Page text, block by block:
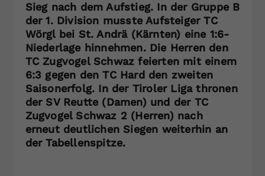
Sieg nach dem Aufstieg. In der Gruppe B
der 1. Division musste Aufsteiger TC
Wörgl bei St. Andrä (Kärnten) eine 1:6-
Niederlage hinnehmen. Die Herren den
TC Zugvogel Schwaz feierten mit einem
6:3 gegen den TC Hard den zweiten
Saisonerfolg. In der Tiroler Liga thronen
der SV Reutte (Damen) und der TC
Zugvogel Schwaz 2 (Herren) nach
erneut deutlichen Siegen weiterhin an
der Tabellenspitze.
Zweck
Dieser Wert speichert Ihre Consent-
Einstellungen. Unter anderem eine
zufällig generierte ID, für die
historische Speicherung Ihrer
vorgenommen Einstellungen, falls der
Webseiten-Betreiber dies eingestellt
hat.